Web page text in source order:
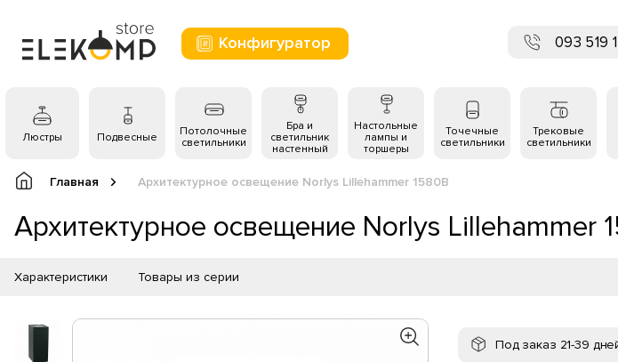
Конфигуратор 093 519
Люстры Подвесные
Потолочные
светильники
Бра и
светильник
настенный
Настольные
лампы и
торшеры
Точечные
светильники
Трековые
светильники
Главная Архитектурное освещение Norlys Lillehammer 1580B
Архитектурное освещение Norlys Lillehammer
Характеристики Товары из серии
Под заказ 21-39